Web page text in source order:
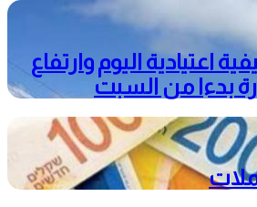
اعتيادية اليوم وارتفاع
بدءا من السبت